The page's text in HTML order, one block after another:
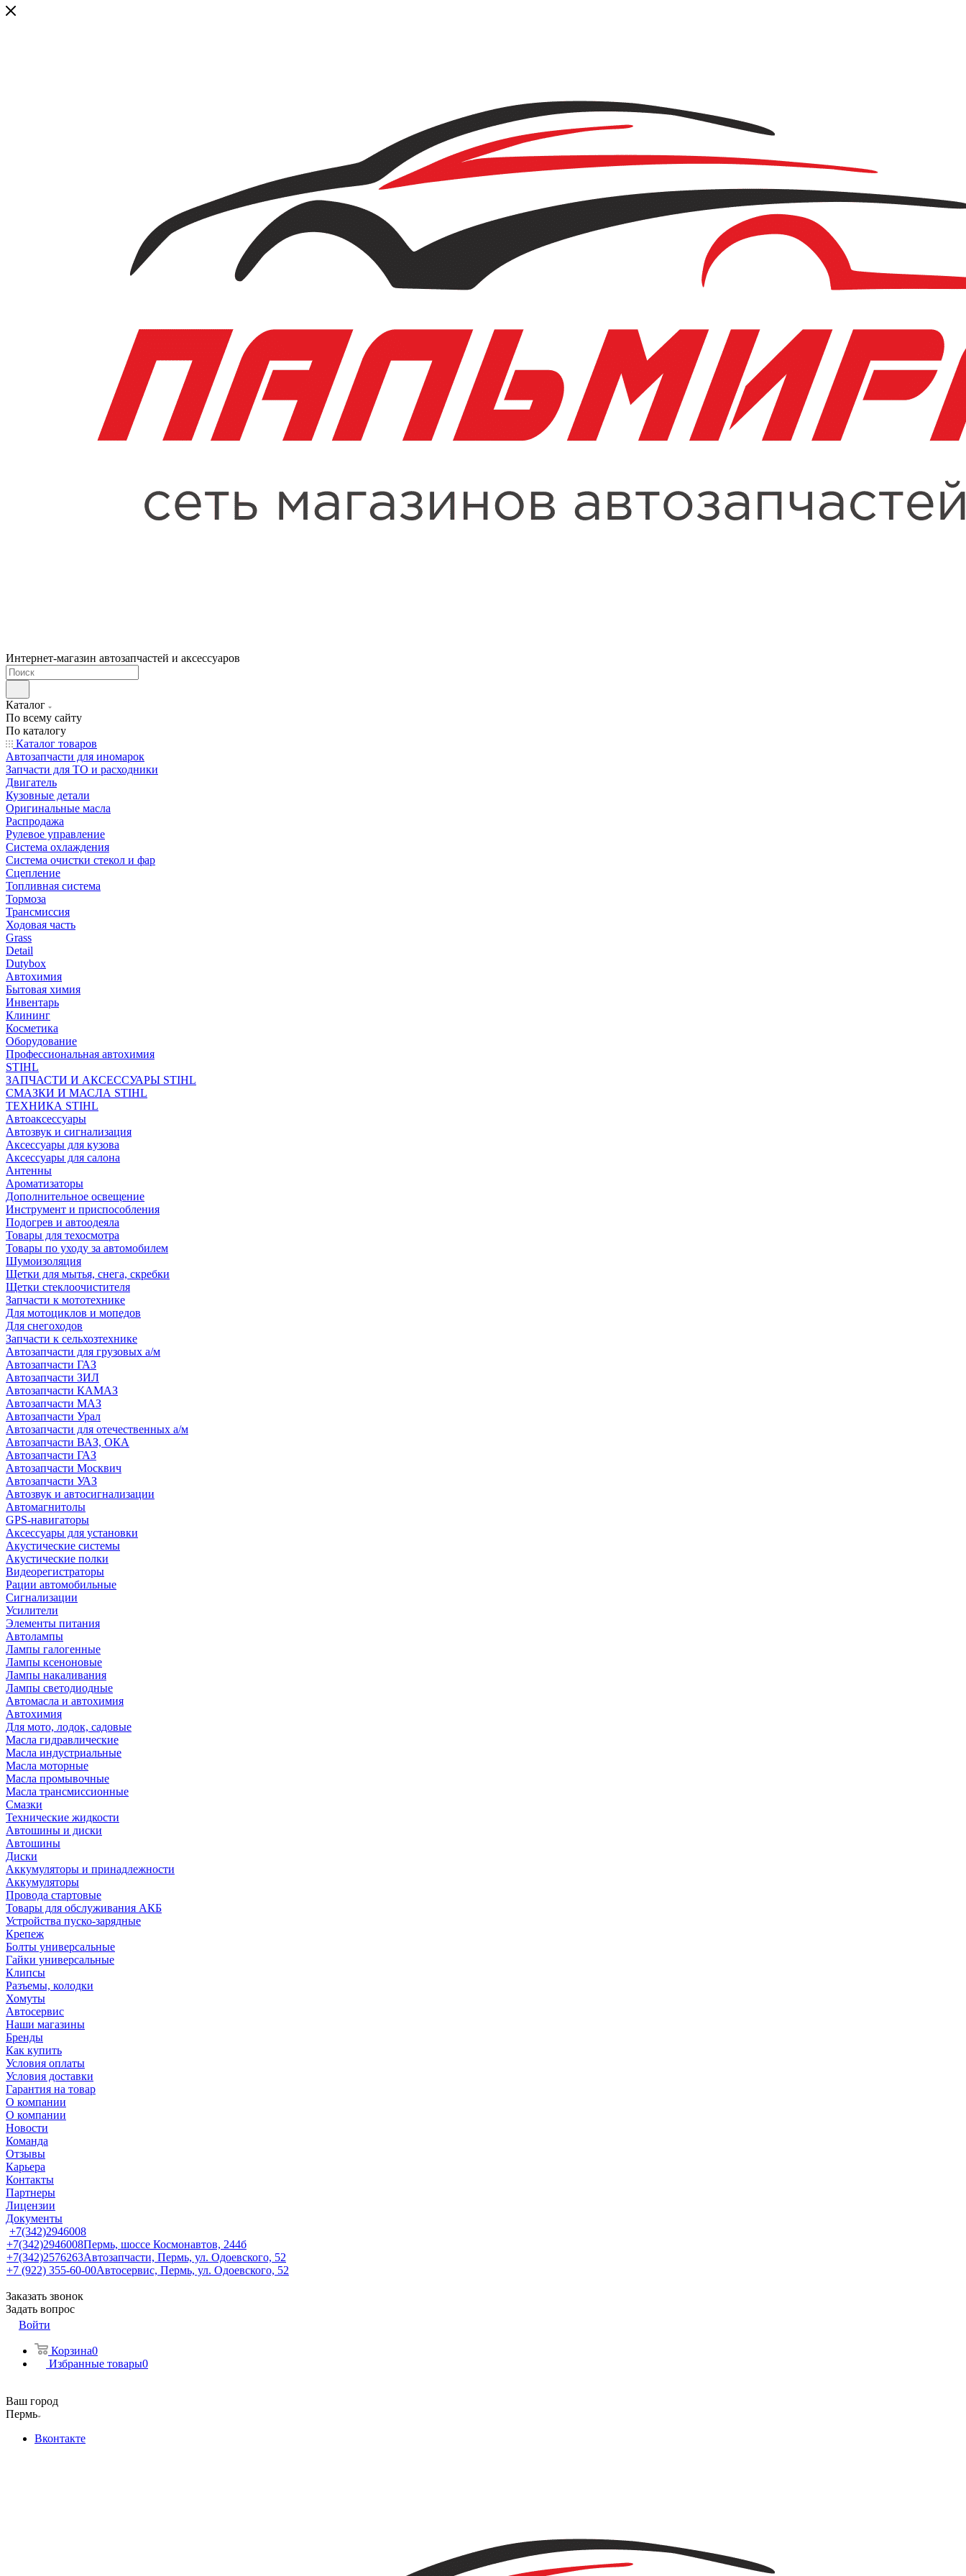
Интернет-магазин автозапчастей и аксессуаров
Каталог
По всему сайту
По каталогу
Каталог товаров
Автозапчасти для иномарок
Запчасти для ТО и расходники
Двигатель
Кузовные детали
Оригинальные масла
Распродажа
Рулевое управление
Система охлаждения
Система очистки стекол и фар
Сцепление
Топливная система
Тормоза
Трансмиссия
Ходовая часть
Grass
Detail
Dutybox
Автохимия
Бытовая химия
Инвентарь
Клининг
Косметика
Оборудование
Профессиональная автохимия
STIHL
ЗАПЧАСТИ И АКСЕССУАРЫ STIHL
СМАЗКИ И МАСЛА STIHL
ТЕХНИКА STIHL
Автоаксессуары
Автозвук и сигнализация
Аксессуары для кузова
Аксессуары для салона
Антенны
Ароматизаторы
Дополнительное освещение
Инструмент и приспособления
Подогрев и автоодеяла
Товары для техосмотра
Товары по уходу за автомобилем
Шумоизоляция
Щетки для мытья, снега, скребки
Щетки стеклоочистителя
Запчасти к мототехнике
Для мотоциклов и мопедов
Для снегоходов
Запчасти к сельхозтехнике
Автозапчасти для грузовых а/м
Автозапчасти ГАЗ
Автозапчасти ЗИЛ
Автозапчасти КАМАЗ
Автозапчасти МАЗ
Автозапчасти Урал
Автозапчасти для отечественных а/м
Автозапчасти ВАЗ, ОКА
Автозапчасти ГАЗ
Автозапчасти Москвич
Автозапчасти УАЗ
Автозвук и автосигнализации
Автомагнитолы
GPS-навигаторы
Аксессуары для установки
Акустические системы
Акустические полки
Видеорегистраторы
Рации автомобильные
Сигнализации
Усилители
Элементы питания
Автолампы
Лампы галогенные
Лампы ксеноновые
Лампы накаливания
Лампы светодиодные
Автомасла и автохимия
Автохимия
Для мото, лодок, садовые
Масла гидравлические
Масла индустриальные
Масла моторные
Масла промывочные
Масла трансмиссионные
Смазки
Технические жидкости
Автошины и диски
Автошины
Диски
Аккумуляторы и принадлежности
Аккумуляторы
Провода стартовые
Товары для обслуживания АКБ
Устройства пуско-зарядные
Крепеж
Болты универсальные
Гайки универсальные
Клипсы
Разъемы, колодки
Хомуты
Автосервис
Наши магазины
Бренды
Как купить
Условия оплаты
Условия доставки
Гарантия на товар
О компании
О компании
Новости
Команда
Отзывы
Карьера
Контакты
Партнеры
Лицензии
Документы
+7(342)2946008
+7(342)2946008Пермь, шоссе Космонавтов, 244б
+7(342)2576263Автозапчасти, Пермь, ул. Одоевского, 52
+7 (922) 355-60-00Автосервис, Пермь, ул. Одоевского, 52
Заказать звонок
Задать вопрос
Войти
Корзина0
Избранные товары0
Ваш город
Пермь
Вконтакте